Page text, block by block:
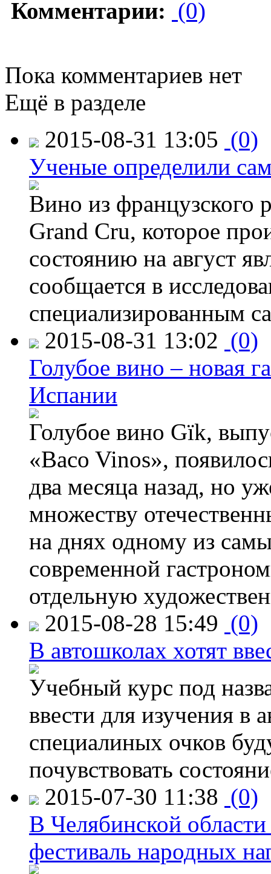
Комментарии: (0)
Пока комментариев нет
Ещё в разделе
2015-08-31 13:05 (0)
Ученые определили
Вино из французского
Grand Cru, которое
состоянию на август
сообщается в
специализированным
2015-08-31 13:02 (0)
Голубое вино – новая
Испании
Голубое вино Gïk,
«Baco Vinos»,
два месяца назад, но
множеству
на днях одному из
современной
отдельную
2015-08-28 15:49 (0)
В автошколах хотят
Учебный курс под
ввести для изучения
специалиных очков
почувствовать
2015-07-30 11:38 (0)
В Челябинской
фестиваль народных